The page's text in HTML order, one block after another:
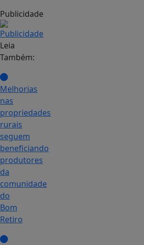
Publicidade
Leia
Também:
Melhorias
nas
propriedades
rurais
seguem
beneficiando
produtores
da
comunidade
do
Bom
Retiro